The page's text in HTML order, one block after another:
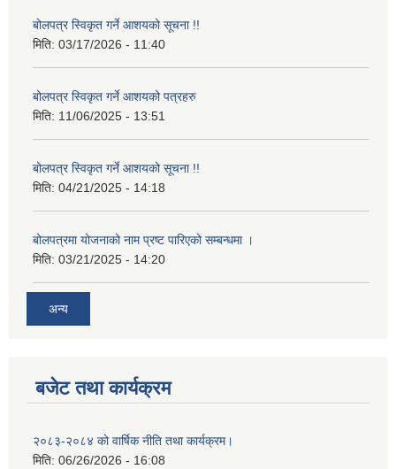
बोलपत्र स्विकृत गर्ने आशयको सूचना !!
मिति: 03/17/2026 - 11:40
बोलपत्र स्विकृत गर्ने आशयको पत्रहरु
मिति: 11/06/2025 - 13:51
बोलपत्र स्विकृत गर्ने आशयको सूचना !!
मिति: 04/21/2025 - 14:18
बोलपत्रमा योजनाको नाम प्रष्ट पारिएको सम्बन्धमा ।
मिति: 03/21/2025 - 14:20
अन्य
बजेट तथा कार्यक्रम
२०८३-२०८४ को वार्षिक नीति तथा कार्यक्रम।
मिति: 06/26/2026 - 16:08